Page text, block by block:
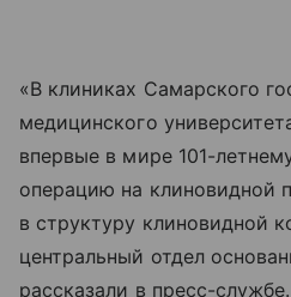
«В клиниках Самарского
медицинского
впервые в мире 101-
операцию на клиновидной
в структуру клиновидной
центральный отдел
рассказали в пресс-службе.